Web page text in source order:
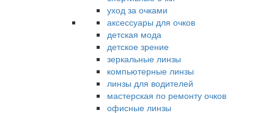
уход за очками
аксессуары для очков
детская мода
детское зрение
зеркальные линзы
компьютерные линзы
линзы для водителей
мастерская по ремонту очков
офисные линзы